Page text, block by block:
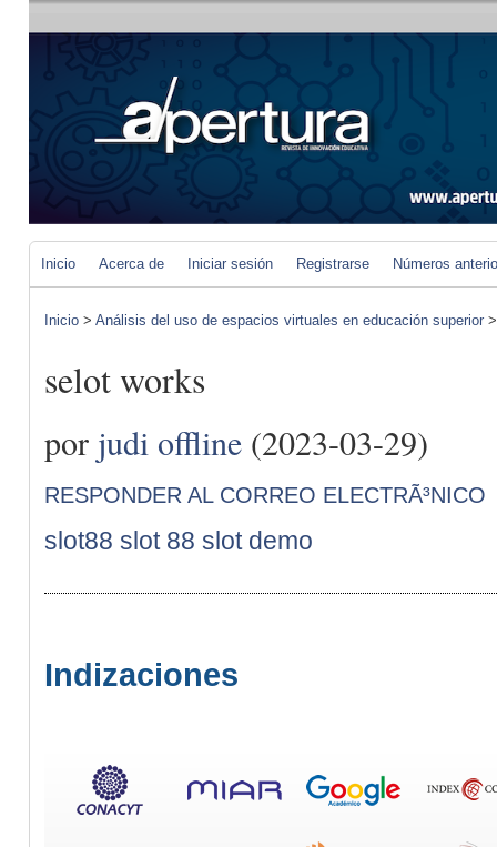
Inicio Acerca de Iniciar sesión Registrarse Números
Inicio > Análisis del uso de espacios virtuales en educación superior
selot works
por judi offline (2023-03-29)
RESPONDER AL CORREO ELECTRÃ³NICO
slot88 slot 88 slot demo
Indizaciones